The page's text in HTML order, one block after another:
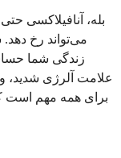
بله، آنافیلاکسی
می‌تواند رخ
زندگی شما
علامت آلرژی شدید،
برای همه مهم است